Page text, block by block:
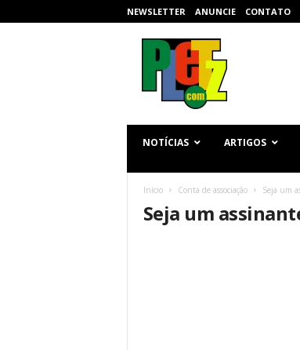
NEWSLETTER ANUNCIE CONTATO
NOTÍCIAS ARTIGOS
Início Conta de associação Seja um
Seja um